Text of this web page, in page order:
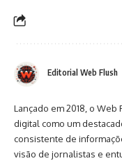
Editorial Web Flush
Lançado em 2018, o
digital como um
consistente de
visão de jornalistas e